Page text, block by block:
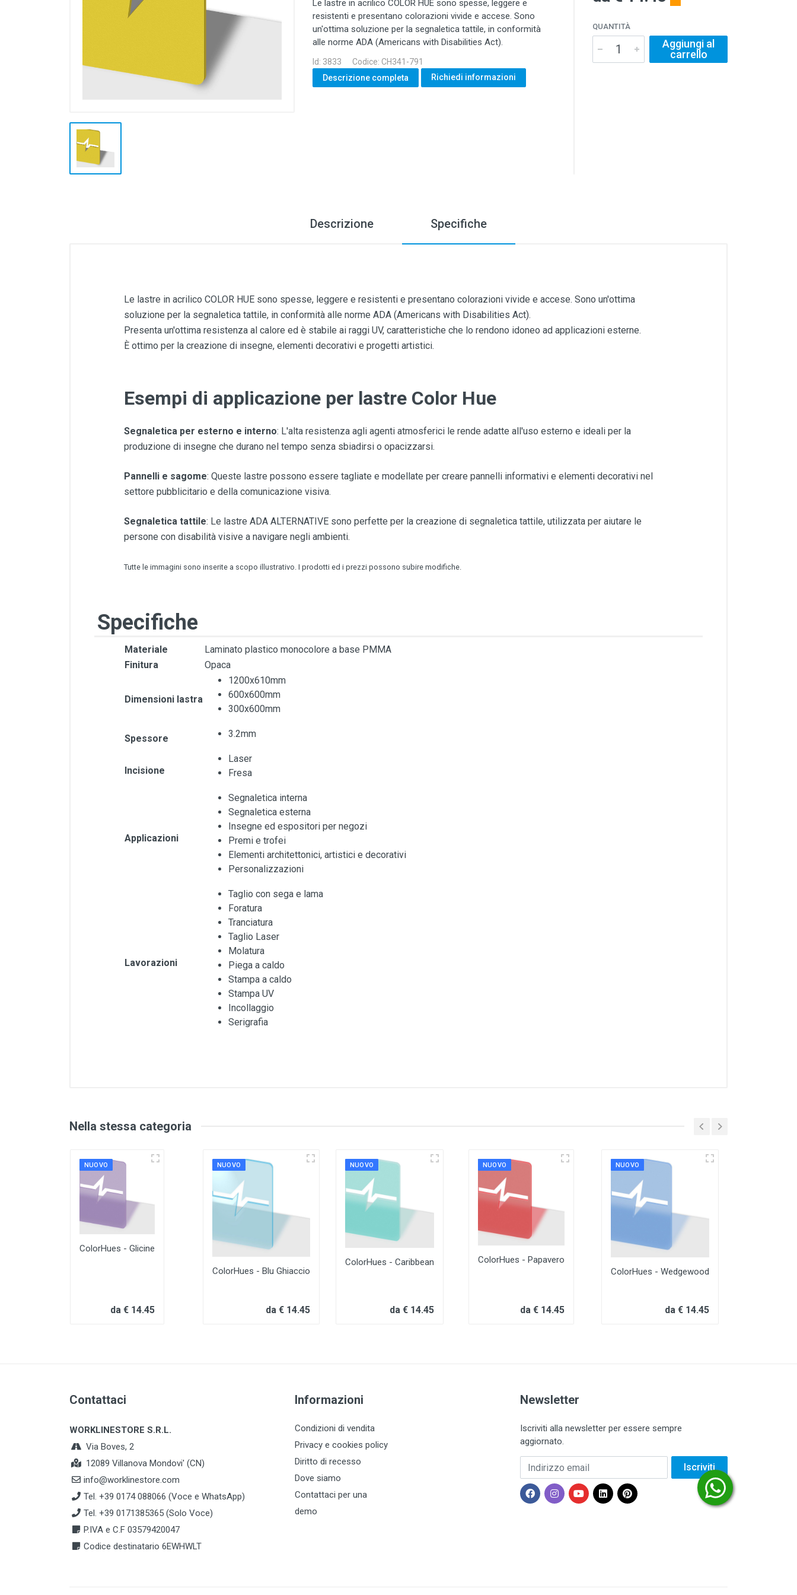
Plotter e Termopresse
Outlet e Offerte Speciali
Le lastre in acrilico COLOR HUE sono spesse, leggere e
resistenti e presentano colorazioni vivide e accese. Sono
un'ottima soluzione per la segnaletica tattile, in conformità
alle norme ADA (Americans with Disabilities Act).
Id: 3833
Codice: CH341-791
Descrizione completa
Richiedi informazioni
QUANTITÀ
Aggiungi al
carrello
Descrizione Specifiche
Le lastre in acrilico COLOR HUE sono spesse, leggere e resistenti e presentano colorazioni vivide e accese. Sono un'ottima
soluzione per la segnaletica tattile, in conformità alle norme ADA (Americans with Disabilities Act).
Presenta un'ottima resistenza al calore ed è stabile ai raggi UV, caratteristiche che lo rendono idoneo ad applicazioni esterne.
È ottimo per la creazione di insegne, elementi decorativi e progetti artistici.
Esempi di applicazione per lastre Color Hue
Segnaletica per esterno e interno: L'alta resistenza agli agenti atmosferici le rende adatte all'uso esterno e ideali per la
produzione di insegne che durano nel tempo senza sbiadirsi o opacizzarsi.
Pannelli e sagome: Queste lastre possono essere tagliate e modellate per creare pannelli informativi e elementi decorativi nel
settore pubblicitario e della comunicazione visiva.
Segnaletica tattile: Le lastre ADA ALTERNATIVE sono perfette per la creazione di segnaletica tattile, utilizzata per aiutare le
persone con disabilità visive a navigare negli ambienti.
Tutte le immagini sono inserite a scopo illustrativo. I prodotti ed i prezzi possono subire modifiche.
Specifiche
Materiale
Laminato plastico monocolore a base PMMA
Finitura
Opaca
Dimensioni lastra
1200x610mm
600x600mm
300x600mm
Spessore 3.2mm
Incisione
Laser
Fresa
Applicazioni
Segnaletica interna
Segnaletica esterna
Insegne ed espositori per negozi
Premi e trofei
Elementi architettonici, artistici e decorativi
Personalizzazioni
Lavorazioni
Taglio con sega e lama
Foratura
Tranciatura
Taglio Laser
Molatura
Piega a caldo
Stampa a caldo
Stampa UV
Incollaggio
Serigrafia
Nella stessa categoria
NUOVO
ColorHues - Glicine
da € 14.45
NUOVO
ColorHues - Blu Ghiaccio
da € 14.45
NUOVO
ColorHues - Caribbean
da € 14.45
NUOVO
ColorHues - Papavero
da € 14.45
NUOVO
ColorHues - Wedgewood
da € 14.45
Contattaci
WORKLINESTORE S.R.L.
Via Boves, 2
12089 Villanova Mondovi' (CN)
info@worklinestore.com
Tel. +39 0174 088066 (Voce e WhatsApp)
Tel. +39 0171385365 (Solo Voce)
P.IVA e C.F 03579420047
Codice destinatario 6EWHWLT
Informazioni
Condizioni di vendita
Privacy e cookies policy
Diritto di recesso
Dove siamo
Contattaci per una
demo
Newsletter
Iscriviti alla newsletter per essere sempre
aggiornato.
Indirizzo email Iscriviti